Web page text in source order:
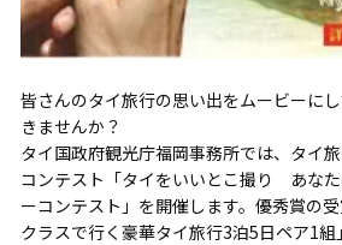
皆さんのタイ旅行の思い出をムービーに
きませんか？
タイ国政府観光庁福岡事務所では、タイ
コンテスト「タイをいいとこ撮り あな
ーコンテスト」を開催します。優秀賞の
クラスで行く豪華タイ旅行3泊5日ペア1組